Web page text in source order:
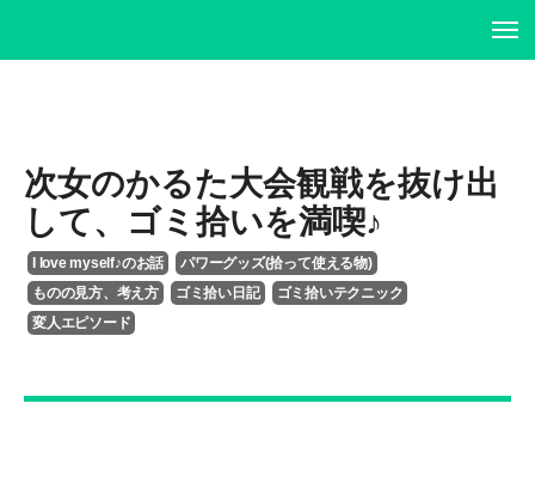
書籍・DVD
イベント・講演情報
履歴書
書籍・DVD
次女のかるた大会観戦を抜け出
して、ゴミ拾いを満喫♪
I love myself♪のお話
パワーグッズ(拾って使える物)
ものの見方、考え方
ゴミ拾い日記
ゴミ拾いテクニック
変人エピソード